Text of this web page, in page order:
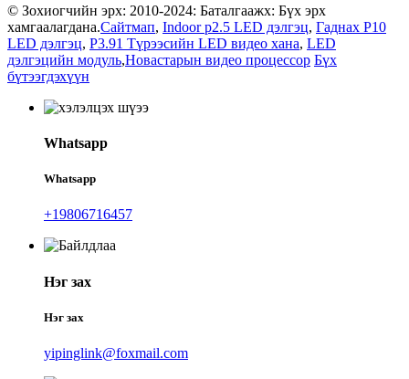
© Зохиогчийн эрх: 2010-2024: Баталгаажх: Бүх эрх
хамгаалагдана.Сайтмап, Indoor p2.5 LED дэлгэц, Гаднах P10
LED дэлгэц, P3.91 Түрээсийн LED видео хана, LED
дэлгэцийн модуль,Новастарын видео процессор Бүх
бүтээгдэхүүн
Whatsapp
Whatsapp
+19806716457
Нэг зах
Нэг зах
yipinglink@foxmail.com